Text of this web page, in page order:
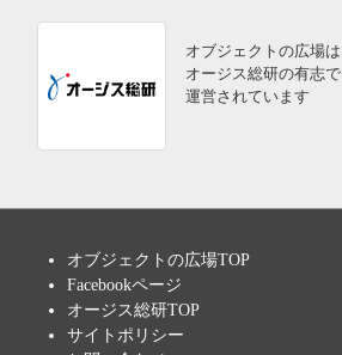
オブジェクトの広場は
オージス総研の有志で
運営されています
オブジェクトの広場TOP
Facebookページ
オージス総研TOP
サイトポリシー